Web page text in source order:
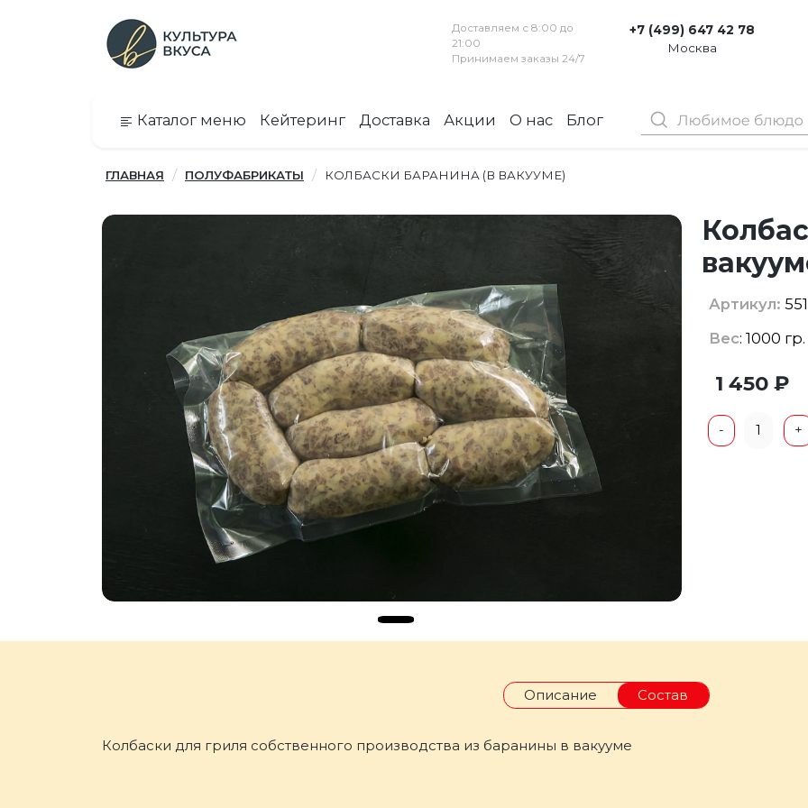
Доставляем с 8:00 до
21:00
Принимаем заказы 24/7
+7 (499) 647 42 78
Москва
Каталог меню Кейтеринг Доставка Акции О нас Блог Контакты
ГЛАВНАЯ ПОЛУФАБРИКАТЫ КОЛБАСКИ БАРАНИНА (В ВАКУУМЕ)
Артикул: 551
Вес: 1000 гр.
1 450 ₽
- 1 +
Описание Состав
Колбаски для гриля собственного производства из баранины в вакууме